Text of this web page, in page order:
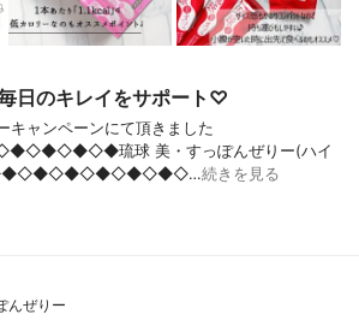
日のキレイをサポート♡
キャンペーンにて頂きました
琉球 美・すっぽんぜりー(ハイ
続きを見る
んぜりー